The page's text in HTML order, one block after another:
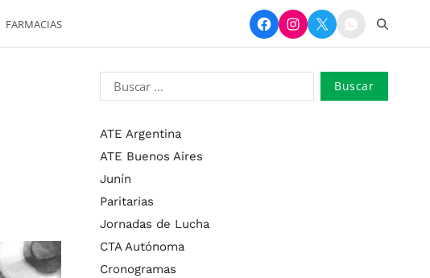
FARMACIAS
ATE Argentina
ATE Buenos Aires
Junín
Paritarias
Jornadas de Lucha
CTA Autónoma
Cronogramas